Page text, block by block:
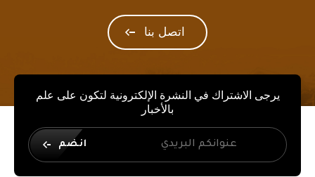
اتصل بنا
يرجى الاشتراك في النشرة الإلكترونية لتكون على علم
بالأخبار
انضم